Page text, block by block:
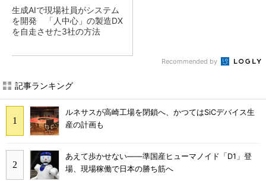
生成AIで現場社員がシステム
を開発 「人中心」の製造DX
を自走させた3社の方法
Recommended by
記事ランキング
ルネサスが高崎工場を閉鎖へ、かつてはSiCデバイス生
産の計画も
あえて歩かせない――準国産ヒューマノイド「D1」登
場、現場稼働で日本の勝ち筋へ